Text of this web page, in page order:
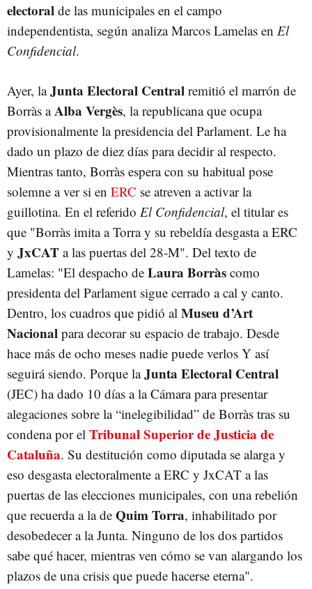
electoral de las municipales en el campo
independentista, según analiza Marcos Lamelas en El
Confidencial.
Ayer, laJunta Electoral Central remitió el marrón de
Borràs aAlba Vergès, la republicana que ocupa
provisionalmente la presidencia del Parlament. Le ha
dado un plazo de diez días para decidir al respecto.
Mientras tanto, Borràs espera con su habitual pose
solemne a ver si en ERC se atreven a activar la
guillotina. En el referido El Confidencial, el titular es
que "Borràs imita a Torra y su rebeldía desgasta a ERC
y JxCAT a las puertas del 28-M". Del texto de
Lamelas: "El despacho de Laura Borràs como
presidenta del Parlament sigue cerrado a cal y canto.
Dentro, los cuadros que pidió al Museu d’Art
Nacional para decorar su espacio de trabajo. Desde
hace más de ocho meses nadie puede verlos Y así
seguirá siendo. Porque laJunta Electoral Central
(JEC) ha dado 10 días a la Cámara para presentar
alegaciones sobre la “inelegibilidad” de Borràs tras su
condena por el Tribunal Superior de Justicia de
Cataluña. Su destitución como diputada se alarga y
eso desgasta electoralmente a ERC y JxCAT a las
puertas de las elecciones municipales, con una rebelión
que recuerda a la de Quim Torra, inhabilitado por
desobedecer a la Junta. Ninguno de los dos partidos
sabe qué hacer, mientras ven cómo se van alargando los
plazos de una crisis que puede hacerse eterna".